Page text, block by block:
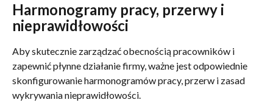
Harmonogramy pracy, przerwy i
nieprawidłowości
Aby skutecznie zarządzać obecnością pracowników i
zapewnić płynne działanie firmy, ważne jest odpowiednie
skonfigurowanie harmonogramów pracy, przerw i zasad
wykrywania nieprawidłowości.